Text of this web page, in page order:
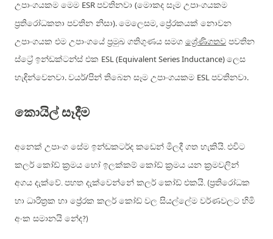
උපාංගයකම මෙම ESR පවතිනවා (මොකද සෑම උපාංගයකම
ප්‍රතිරෝධකතා පවතින නිසා). මෙලෙසම ප්‍රේරකයක් නොවන
උපාංගයක එම උපාංගයේ ප්‍රමුඛ ගතිගුණය සමග ශ්‍රේණිගතව පවතින
ස්ට්‍රේ ඉන්ඩක්ටන්ස් එක ESL (Equivalent Series Inductance) ලෙස
හැඳින්වෙනවා. වයර්/පින් තිබෙන සෑම උපාංගයකම ESL පවතිනවා.
කොයිල් සෑදීම
අනෙක් උපාංග සේම ඉන්ඩකටර්ද කඩෙන් මිලදී ගත හැකියි. එවිට
කලර් කෝඩ් ක්‍රමය හෝ ඉලක්කම් කෝඩ් ක්‍රමය යන ක්‍රමවලින්
අගය දැක්වේ. පහත දැක්වෙන්නේ කලර් කෝඩ් එකයි. (ප්‍රතිරෝධක
හා ධාරිත්‍රක හා ප්‍රේරක කලර් කෝඩ් වල සියල්ලේම වර්ණවලට හිමි
අංක සමානයි නේද?)